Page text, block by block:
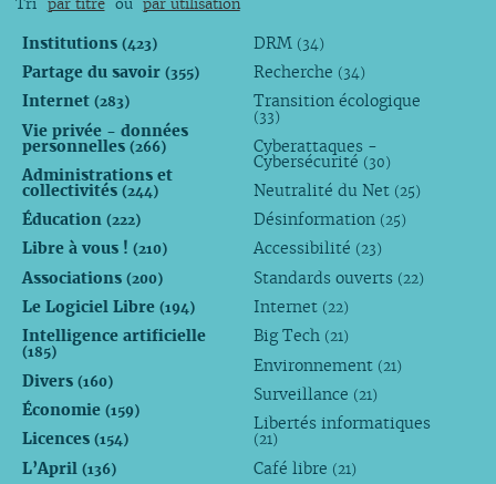
Tri par titre ou par utilisation
Institutions (423)
Partage du savoir (355)
Internet (283)
Vie privée - données
personnelles (266)
Administrations et
collectivités (244)
Éducation (222)
Libre à vous ! (210)
Associations (200)
Le Logiciel Libre (194)
Intelligence artificielle
(185)
Divers (160)
Économie (159)
Licences (154)
L’April (136)
DRM (34)
Recherche (34)
Transition écologique
(33)
Cyberattaques -
Cybersécurité (30)
Neutralité du Net (25)
Désinformation (25)
Accessibilité (23)
Standards ouverts (22)
Internet (22)
Big Tech (21)
Environnement (21)
Surveillance (21)
Libertés informatiques
(21)
Café libre (21)